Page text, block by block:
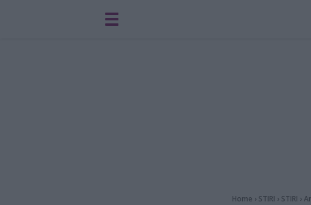
Home › STIRI › STIRI ›